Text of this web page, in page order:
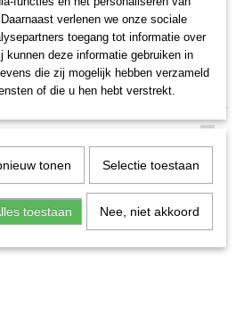
2013
open dagen in 13 t/m 15 september
verlenen we onze sociale
toegang tot informatie over
kunnen deze informatie gebruiken in
die zij mogelijk hebben verzameld
of die u hen hebt verstrekt.
tonen Selectie toestaan
toestaan Nee, niet akkoord